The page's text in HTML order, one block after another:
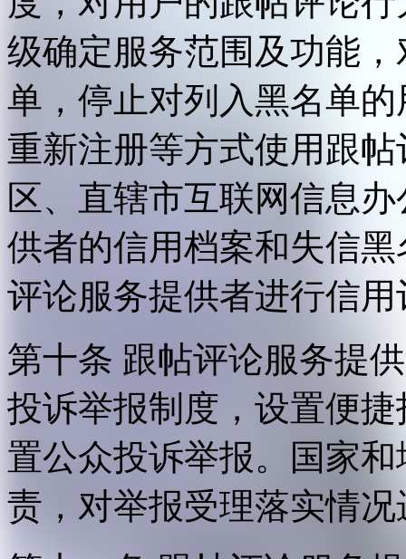
级确定服务范围及功能
单，停止对列入黑名单
重新注册等方式使用跟
区、直辖市互联网信息
供者的信用档案和失信
评论服务提供者进行信用
第十条 跟帖评论服务提
投诉举报制度，设置便
置公众投诉举报。国家
责，对举报受理落实情